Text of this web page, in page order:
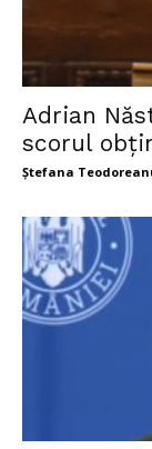
Adrian
scorul
Ștefana